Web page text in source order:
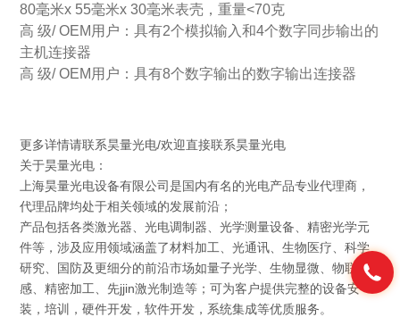
80毫米x 55毫米x 30毫米表壳，重量<70克
高 级/ OEM用户：具有2个模拟输入和4个数字同步输出的
主机连接器
高 级/ OEM用户：具有8个数字输出的数字输出连接器
更多详情请联系昊量光电/欢迎直接联系昊量光电
关于昊量光电：
上海昊量光电设备有限公司是国内有名的光电产品专业代理商，
代理品牌均处于相关领域的发展前沿；
产品包括各类激光器、光电调制器、光学测量设备、精密光学元
件等，涉及应用领域涵盖了材料加工、光通讯、生物医疗、科学
研究、国防及更细分的前沿市场如量子光学、生物显微、物联传
感、精密加工、先jjin激光制造等；可为客户提供完整的设备安
装，培训，硬件开发，软件开发，系统集成等优质服务。